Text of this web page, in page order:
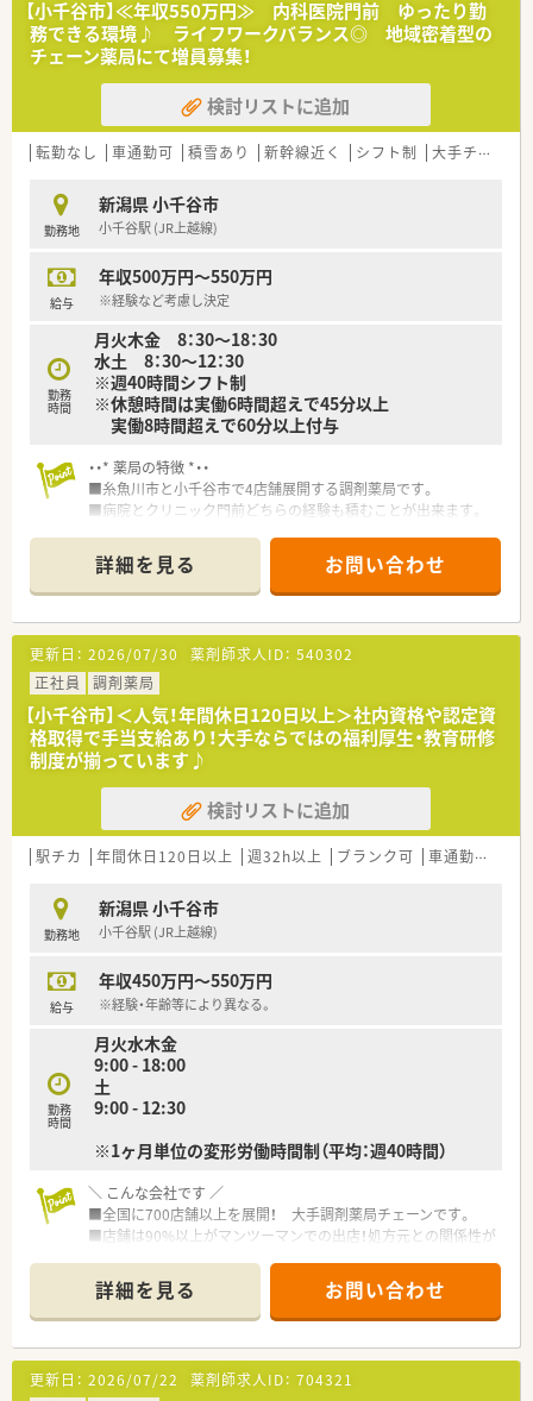
■アメリカへの海外研修制度アリ。持ち回り制度をとっているた
め、中途採用の方も機会がまわってきます。
■オンライン服薬指導推進中。設備投資を積極的に行っており、
対人業務に専念できる環境を整えています。
＜安定就業のための取り組み＞
■賃貸にお住まいの方には、上限3万円までの住宅補助がござい
■遠方から通勤される方には高速代の支給がございます。
【小千谷市】≪年収550万円≫ 内科医院門前 ゆったり勤
務できる環境♪ ライフワークバランス◎ 地域密着型の
チェーン薬局にて増員募集！
検討リストに追加
転勤なし 車通勤可 積雪あり 新幹線近く シフト制 大手チェーン以外
勤務地
新潟県 小千谷市
小千谷駅 (JR上越線)
給与
年収500万円～550万円
※経験など考慮し決定
勤務
時間
月火木金 8：30～18：30
水土 8：30～12：30
※週40時間シフト制
※休憩時間は実働6時間超えで45分以上
実働8時間超えで60分以上付与
・・* 薬局の特徴 *・・
■糸魚川市と小千谷市で4店舗展開する調剤薬局です。
■病院とクリニック門前どちらの経験も積むことが出来ます。
い環境です。
■どの店舗も枚数は多くはないため、プライベートと両立するこ
とが出来ます。
詳細を見る お問い合わせ
更新日： 2026/07/30 薬剤師求人ID： 540302
正社員
調剤薬局
【小千谷市】＜人気！年間休日120日以上＞社内資格や認定資
格取得で手当支給あり！大手ならではの福利厚生・教育研修
制度が揃っています♪
検討リストに追加
駅チカ 年間休日120日以上 週32h以上 ブランク可 車通勤可
勤務地
新潟県 小千谷市
小千谷駅 (JR上越線)
給与
年収450万円～550万円
※経験・年齢等により異なる。
勤務
時間
月火水木金
9:00 - 18:00
土
9:00 - 12:30
※1ヶ月単位の変形労働時間制（平均：週40時間）
＼ こんな会社です ／
■全国に700店舗以上を展開！ 大手調剤薬局チェーンです。
■店舗は90%以上がマンツーマンでの出店！処方元との関係性が
経験できない業務提携を実現♪
■駅ナカや複合店舗開発も進めています！
＼ 働き方について ／
■残業時間は月平均10時間ほど。残業代は1分単位での支給で
す。
詳細を見る お問い合わせ
更新日： 2026/07/22 薬剤師求人ID： 704321